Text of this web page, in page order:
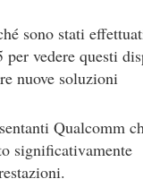
sono stati
vedere questi
nuove soluzioni
Qualcomm
significativamente